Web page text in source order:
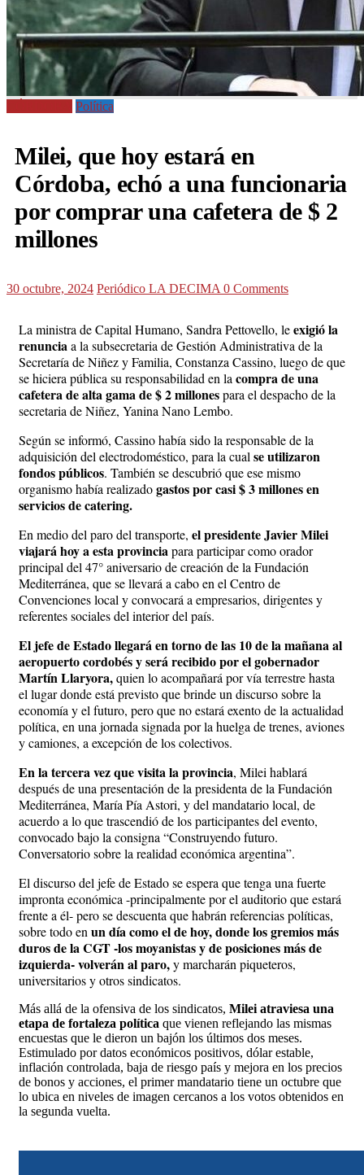
Política
Milei, que hoy estará en
Córdoba, echó a una funcionaria
por comprar una cafetera de $ 2
millones
30 octubre, 2024 Periódico LA DECIMA 0 Comments
La ministra de Capital Humano, Sandra Pettovello, leexigió la
renunciaa la subsecretaria de Gestión Administrativa de la
Secretaría de Niñez y Familia, Constanza Cassino, luego de que
se hiciera pública su responsabilidad en la compra de una
cafetera de alta gama de $ 2 millonespara el despacho de la
secretaria de Niñez, Yanina Nano Lembo.
Según se informó, Cassino había sido la responsable de la
adquisición del electrodoméstico, para la cual se utilizaron
fondos públicos. También se descubrió que ese mismo
organismo había realizadogastos por casi $ 3 millones en
servicios de catering.
En medio del paro del transporte, el presidente Javier Milei
viajará hoy a esta provinciapara participar como orador
principal del 47° aniversario de creación de la Fundación
Mediterránea, que se llevará a cabo en el Centro de
Convenciones local y convocará a empresarios, dirigentes y
referentes sociales del interior del país.
El jefe de Estado llegará en torno de las 10 de la mañana al
aeropuerto cordobés y será recibido por el gobernador
Martín Llaryora,quien lo acompañará por vía terrestre hasta
el lugar donde está previsto que brinde un discurso sobre la
economía y el futuro, pero que no estará exento de la actualidad
política, en una jornada signada por la huelga de trenes, aviones
y camiones, a excepción de los colectivos.
En la tercera vez que visita la provincia, Milei hablará
después de una presentación de la presidenta de la Fundación
Mediterránea, María Pía Astori, y del mandatario local, de
acuerdo a lo que trascendió de los participantes del evento,
convocado bajo la consigna “Construyendo futuro.
Conversatorio sobre la realidad económica argentina”.
El discurso del jefe de Estado se espera que tenga una fuerte
impronta económica -principalmente por el auditorio que estará
frente a él- pero se descuenta que habrán referencias políticas,
sobre todo en un día como el de hoy, donde los gremios más
duros de la CGT -los moyanistas y de posiciones más de
izquierda- volverán al paro,y marcharán piqueteros,
universitarios y otros sindicatos.
Más allá de la ofensiva de los sindicatos, Milei atraviesa una
etapa de fortaleza política que vienen reflejando las mismas
encuestas que le dieron un bajón los últimos dos meses.
Estimulado por datos económicos positivos, dólar estable,
inflación controlada, baja de riesgo país y mejora en los precios
de bonos y acciones, el primer mandatario tiene un octubre que
lo ubica en niveles de imagen cercanos a los votos obtenidos en
la segunda vuelta.